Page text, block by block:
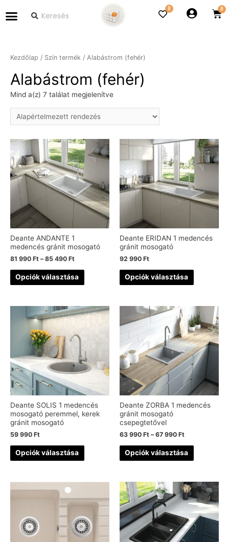
0
Kezdőlap / Szín termék / Alabástrom (fehér)
Alabástrom (fehér)
Mind a(z) 7 találat megjelenítve
Deante ANDANTE 1
medencés gránit mosogató
81 990 Ft –85 490 Ft
Opciók választása
Deante ERIDAN 1 medencés
gránit mosogató
92 990 Ft
Opciók választása
Deante SOLIS 1 medencés
mosogató peremmel, kerek
gránit mosogató
59 990 Ft
Opciók választása
Deante ZORBA 1 medencés
gránit mosogató
csepegtetővel
63 990 Ft –67 990 Ft
Opciók választása